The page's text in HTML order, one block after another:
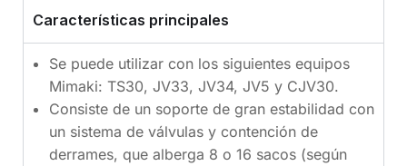
Características principales
Se puede utilizar con los siguientes equipos
Mimaki: TS30, JV33, JV34, JV5 y CJV30.
Consiste de un soporte de gran estabilidad con
un sistema de válvulas y contención de
derrames, que alberga 8 o 16 sacos (según